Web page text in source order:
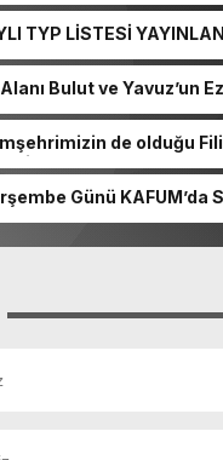
TYP LİSTESİ
Bulut ve Yavuz’un
de olduğu
Günü KAFUM’da